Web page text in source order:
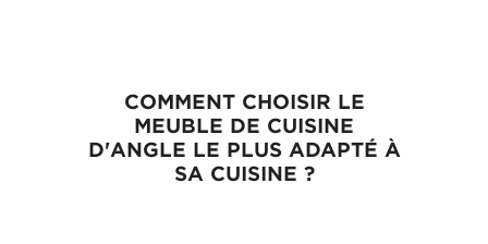
COMMENT CHOISIR LE
MEUBLE DE CUISINE
D'ANGLE LE PLUS ADAPTÉ À
SA CUISINE ?